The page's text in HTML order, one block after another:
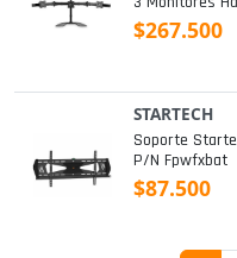
$267.500
STARTECH
Soporte
P/n Fpwfxbat
$87.500